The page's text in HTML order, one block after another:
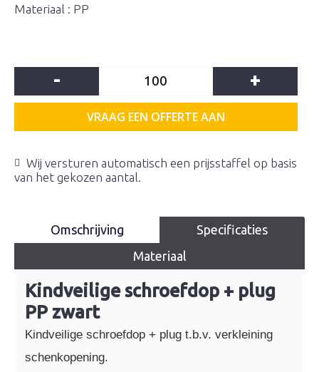
Materiaal : PP
- +
VRAAG EEN OFFERTE AAN
Wij versturen automatisch een prijsstaffel op basis
van het gekozen aantal.
Omschrijving
Specificaties
Materiaal
Kindveilige schroefdop + plug
PP zwart
Kindveilige schroefdop + plug t.b.v. verkleining
schenkopening.